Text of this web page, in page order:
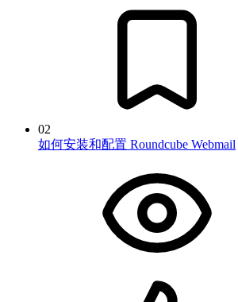
02
如何安装和配置 Roundcube Webmail